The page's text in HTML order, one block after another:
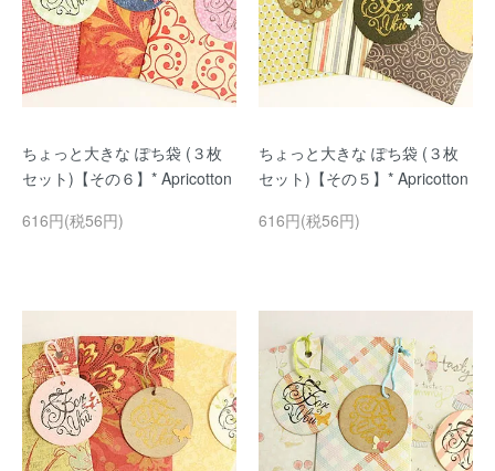
ちょっと大きな ぽち袋 (３枚
セット)【その６】* Apricotton
616円(税56円)
ちょっと大きな ぽち袋 (３枚
セット)【その５】* Apricotton
616円(税56円)